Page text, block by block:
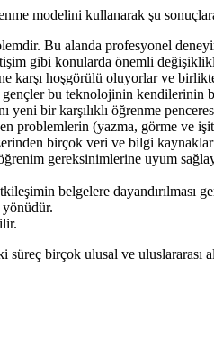
modelini kullanarak şu
Bu alanda profesyonel
gibi konularda önemli
karşı hoşgörülü oluyorlar ve
bu teknolojinin kendilerinin
bir karşılıklı öğrenme
problemlerin (yazma, görme
birçok veri ve bilgi
gereksinimlerine uyum
belgelere dayandırılması
birçok ulusal ve uluslararası